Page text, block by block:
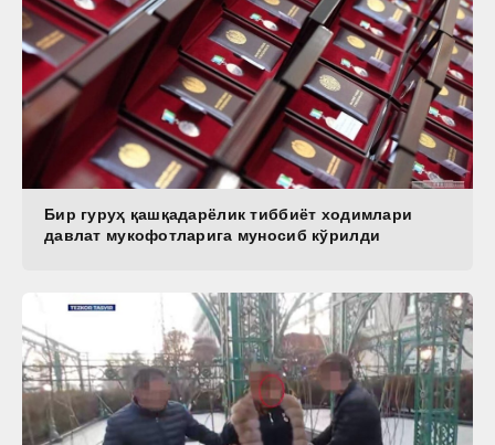
Бир гуруҳ қашқадарёлик тиббиёт ходимлари
давлат мукофотларига муносиб кўрилди